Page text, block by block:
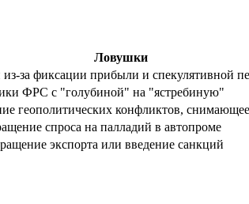
Ловушки
из-за фиксации прибыли и спекулятивной
ФРС с "голубиной" на "ястребиную"
геополитических конфликтов,
спроса на палладий в автопроме
экспорта или введение санкций